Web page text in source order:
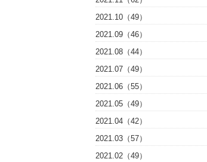
2021.10（49）
2021.09（46）
2021.08（44）
2021.07（49）
2021.06（55）
2021.05（49）
2021.04（42）
2021.03（57）
2021.02（49）